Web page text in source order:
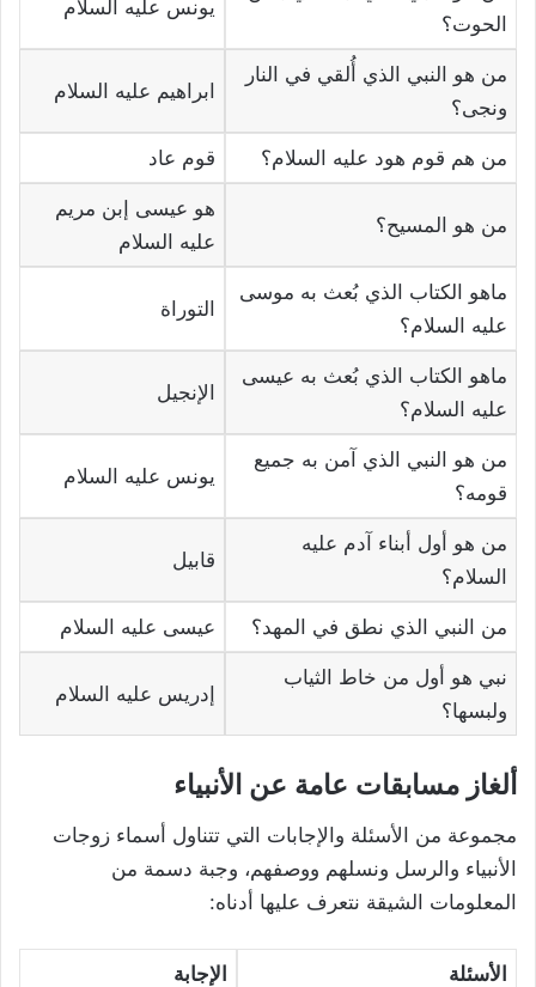
الحوت؟
يونس عليه السلام
من هو النبي الذي أُلقي في النار
ونجى؟
ابراهيم عليه السلام
من هم قوم هود عليه السلام؟ قوم عاد
من هو المسيح؟
هو عيسى إبن مريم
عليه السلام
ماهو الكتاب الذي بُعث به موسى
عليه السلام؟
التوراة
ماهو الكتاب الذي بُعث به عيسى
عليه السلام؟
الإنجيل
من هو النبي الذي آمن به جميع
قومه؟
يونس عليه السلام
من هو أول أبناء آدم عليه
السلام؟
قابيل
من النبي الذي نطق في المهد؟ عيسى عليه السلام
نبي هو أول من خاط الثياب
ولبسها؟
إدريس عليه السلام
ألغاز مسابقات عامة عن الأنبياء
مجموعة من الأسئلة والإجابات التي تتناول أسماء زوجات
الأنبياء والرسل ونسلهم ووصفهم، وجبة دسمة من
المعلومات الشيقة نتعرف عليها أدناه:
الأسئلة الإجابة